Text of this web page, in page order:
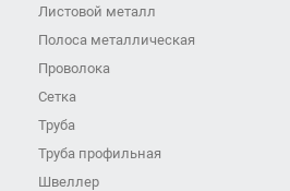
Листовой металл
Полоса металлическая
Проволока
Сетка
Труба
Труба профильная
Швеллер